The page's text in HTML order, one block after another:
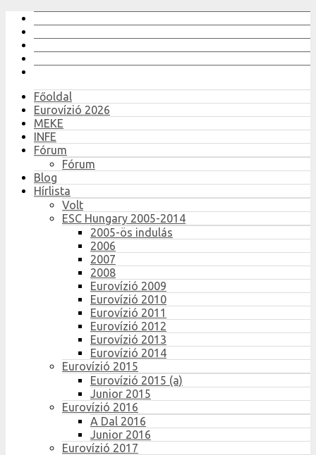
Főoldal
Eurovízió 2026
MEKE
INFE
Fórum
Fórum
Blog
Hírlista
Volt
ESC Hungary 2005-2014
2005-ös indulás
2006
2007
2008
Eurovízió 2009
Eurovízió 2010
Eurovízió 2011
Eurovízió 2012
Eurovízió 2013
Eurovízió 2014
Eurovízió 2015
Eurovízió 2015 (a)
Junior 2015
Eurovízió 2016
A Dal 2016
Junior 2016
Eurovízió 2017